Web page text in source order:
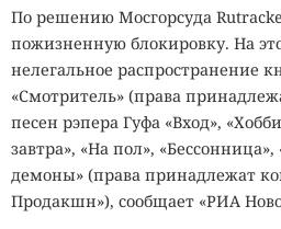
По решению Мосгорсуда
пожизненную блокировку. На
нелегальное распространение
«Смотритель» (права
песен рэпера Гуфа «Вход»,
завтра», «На пол»,
демоны» (права принадлежат
Продакшн»), сообщает «РИА